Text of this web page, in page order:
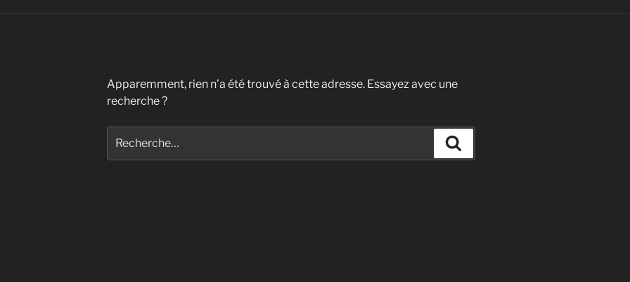
Apparemment, rien n’a été trouvé à cette adresse. Essayez avec une
recherche ?
pour